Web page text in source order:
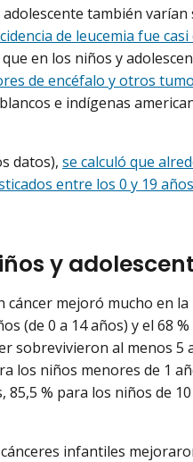
también varían
de leucemia fue
en los niños y
de encéfalo y otros
e indígenas
datos), se calculó que
entre los 0 y 19
y
mejoró mucho en
(de 0 a 14 años) y el 68 %
sobrevivieron al menos 5
los niños menores de 1
% para los niños de
infantiles